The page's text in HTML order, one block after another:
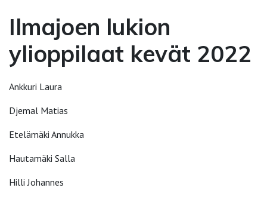
Ilmajoen lukion
ylioppilaat kevät 2022
Ankkuri Laura
Djemal Matias
Etelämäki Annukka
Hautamäki Salla
Hilli Johannes